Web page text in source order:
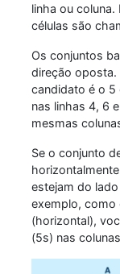
linha ou
células são
Os conjuntos
direção oposta.
candidato é o 5
nas linhas 4, 6
mesmas
Se o conjunto
estejam do
exemplo, como
(horizontal),
(5s) nas